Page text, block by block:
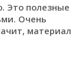
Это полезные
Очень
материал